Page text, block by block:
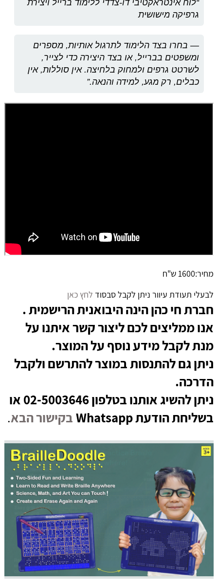
“לוח אינטראקטיבי דו‑צדדי ללימוד ברייל ויצירת
גרפיקה מישושית
— בחרו בצד הלימוד לתרגול אותיות, מספרים
ומשפטים בברייל, או בצד היצירה כדי לצייר,
לשרטט גרפים ולמחוק בלחיצה. אין סוללות, אין
כבלים, רק מגע, למידה והנאה.”
מחיר:1600 ש"ח
לבעלי תעודת עיוור ניתן לקבל סבסוד לחץ כאן
חברת חי כהן הינה היבואנית הרישמית .
אנו ממליצים לכם ליצור קשר איתנו על
מנת לקבל מידע נוסף על המוצר.
ניתן גם להתנסות במוצר להתרשם ולקבל
הדרכה.
ניתן להשיג אותנו בטלפון 02-5003646 או
בשליחת הודעת Whatsapp
בקישור הבא.